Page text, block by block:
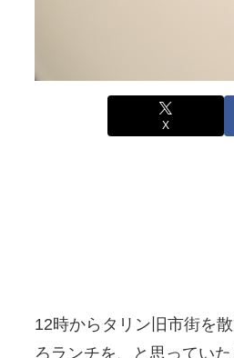
X
12時からタリン旧市街を
ろランチを、と思ってい